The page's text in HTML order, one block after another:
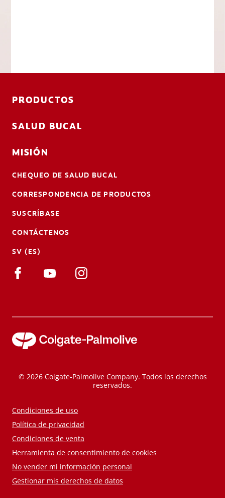
PRODUCTOS
SALUD BUCAL
MISIÓN
CHEQUEO DE SALUD BUCAL
CORRESPONDENCIA DE PRODUCTOS
SUSCRÍBASE
CONTÁCTENOS
SV (ES)
© 2026 Colgate-Palmolive Company. Todos los derechos
reservados.
Condiciones de uso
Política de privacidad
Condiciones de venta
Herramienta de consentimiento de cookies
No vender mi información personal
Gestionar mis derechos de datos